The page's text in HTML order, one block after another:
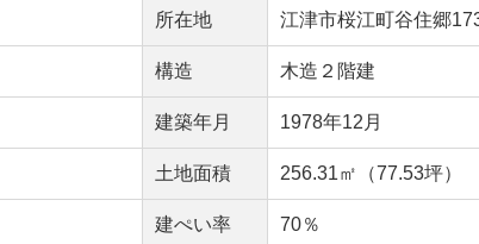
所在地 江津市桜江町谷住郷
構造 木造２階建
建築年月 1978年12月
土地面積 256.31㎡（77.53坪）
建ぺい率 70％